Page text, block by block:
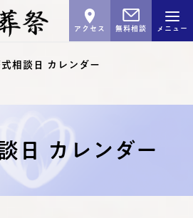
メニュー
無料相談
アクセス
相談日 カレンダー
日 カレンダー